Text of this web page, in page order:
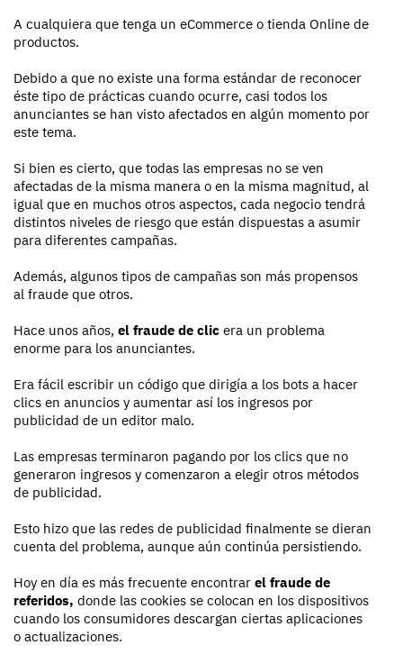
A cualquiera que tenga un eCommerce o tienda Online de
productos.
Debido a que no existe una forma estándar de reconocer
éste tipo de prácticas cuando ocurre, casi todos los
anunciantes se han visto afectados en algún momento por
este tema.
Si bien es cierto, que todas las empresas no se ven
afectadas de la misma manera o en la misma magnitud, al
igual que en muchos otros aspectos, cada negocio tendrá
distintos niveles de riesgo que están dispuestas a asumir
para diferentes campañas.
Además, algunos tipos de campañas son más propensos
al fraude que otros.
Hace unos años, el fraude de clic era un problema
enorme para los anunciantes.
Era fácil escribir un código que dirigía a los bots a hacer
clics en anuncios y aumentar así los ingresos por
publicidad de un editor malo.
Las empresas terminaron pagando por los clics que no
generaron ingresos y comenzaron a elegir otros métodos
de publicidad.
Esto hizo que las redes de publicidad finalmente se dieran
cuenta del problema, aunque aún continúa persistiendo.
Hoy en día es más frecuente encontrar el fraude de
referidos, donde las cookies se colocan en los dispositivos
cuando los consumidores descargan ciertas aplicaciones
o actualizaciones.